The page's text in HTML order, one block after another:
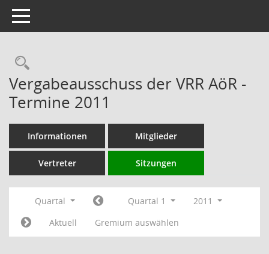
Toggle navigation
Rechercheauswahl
Vergabeausschuss der VRR AöR -
Termine 2011
Informationen Mitglieder
Vertreter Sitzungen
Quartal Quartal 1
2011
Aktuell
Gremium auswählen